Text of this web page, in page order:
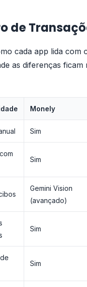
de
cada app lida com
as diferenças ficam
Monely
Sim
Sim
Gemini Vision
(avançado)
Sim
Sim